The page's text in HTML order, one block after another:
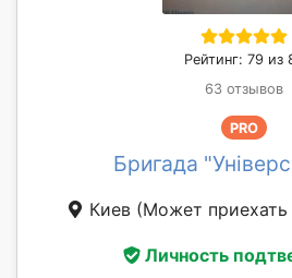
Рейтинг: 79 из
63 отзывов
PRO
Бригада
Киев (Может приехать
Личность